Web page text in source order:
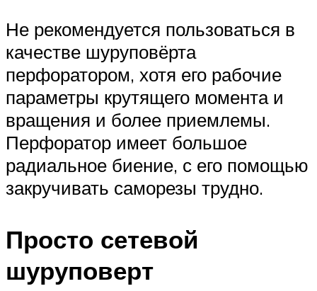
Не рекомендуется пользоваться в
качестве шуруповёрта
перфоратором, хотя его рабочие
параметры крутящего момента и
вращения и более приемлемы.
Перфоратор имеет большое
радиальное биение, с его помощью
закручивать саморезы трудно.
Просто сетевой
шуруповерт